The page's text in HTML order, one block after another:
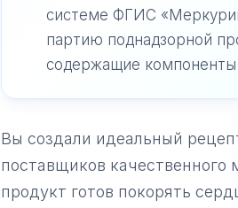
системе ФГИС
партию поднадзорной
содержащие
Вы создали идеальный
поставщиков
продукт готов покорять